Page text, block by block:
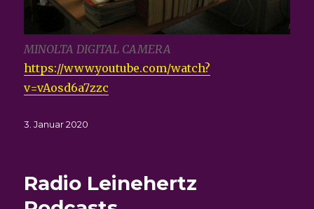
MINOLTA DIGITAL CAMERA
https://www.youtube.com/watch?
v=vAosd6a7zzc
Veröffentlicht
3. Januar 2020
Radio Leinehertz